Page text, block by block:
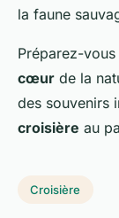
la faune
Préparez-
cœur de la
des souvenirs
croisière au
Croisière